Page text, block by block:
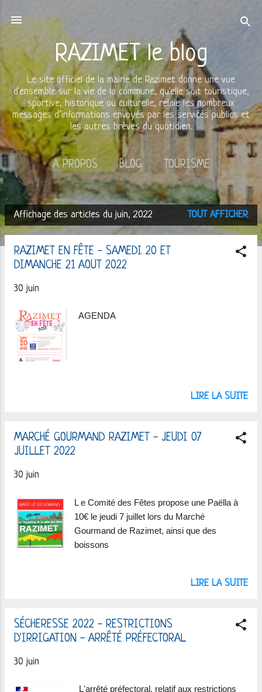
RAZIMET le blog
Le site officiel de la mairie de Razimet donne une vue
d'ensemble sur la vie de la commune, qu'elle soit touristique,
sportive, historique ou culturelle, relaie les nombreux
messages d’informations envoyés par les services publics et
les autres brèves du quotidien.
A PROPOS BLOG TOURISME
PATRIMOINE AGENDA PLUS… CINEMA
A
Affichage des articles du juin, 2022 TOUT AFFICHER
RAZIMET EN FÊTE - SAMEDI 20 ET
DIMANCHE 21 AOUT 2022
30 juin
AGENDA
LIRE LA SUITE
MARCHÉ GOURMAND RAZIMET - JEUDI 07
JUILLET 2022
30 juin
L e Comité des Fêtes propose une Paëlla à
10€ le jeudi 7 juillet lors du Marché
Gourmand de Razimet, ainsi que des
boissons
LIRE LA SUITE
SÉCHERESSE 2022 - RESTRICTIONS
D'IRRIGATION - ARRÊTÉ PRÉFECTORAL
30 juin
L'arrêté préfectoral, relatif aux restrictions